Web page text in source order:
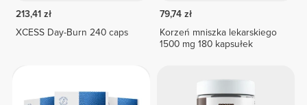
213,41 zł
XCESS Day-Burn 240 caps
79,74 zł
Korzeń mniszka lekarskiego
1500 mg 180 kapsułek